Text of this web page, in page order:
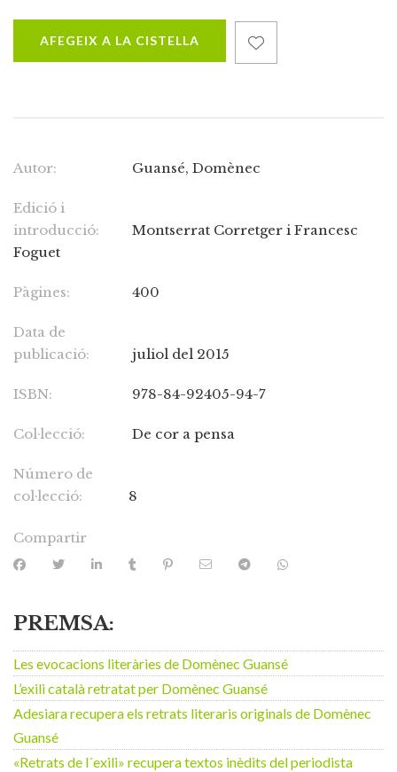
AFEGEIX A LA CISTELLA
Autor: Guansé, Domènec
Edició i
introducció:
Montserrat Corretger i Francesc
Foguet
Pàgines: 400
Data de
publicació:
juliol del 2015
ISBN: 978-84-92405-94-7
Col·lecció: De cor a pensa
Número de
col·lecció:
8
Compartir
PREMSA:
Les evocacions literàries de Domènec Guansé
L’exili català retratat per Domènec Guansé
Adesiara recupera els retrats literaris originals de Domènec
Guansé
«Retrats de l´exili» recupera textos inèdits del periodista